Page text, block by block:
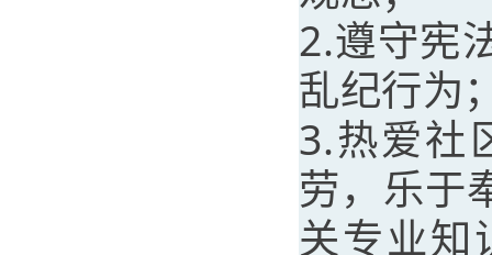
2.遵守宪
乱纪行为
3.热爱社
劳，乐于
关专业知